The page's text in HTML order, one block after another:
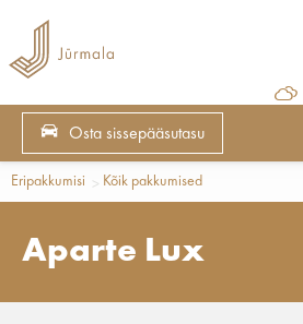
Osta sissepääsutasu
Eripakkumisi Kõik pakkumised
Aparte Lux